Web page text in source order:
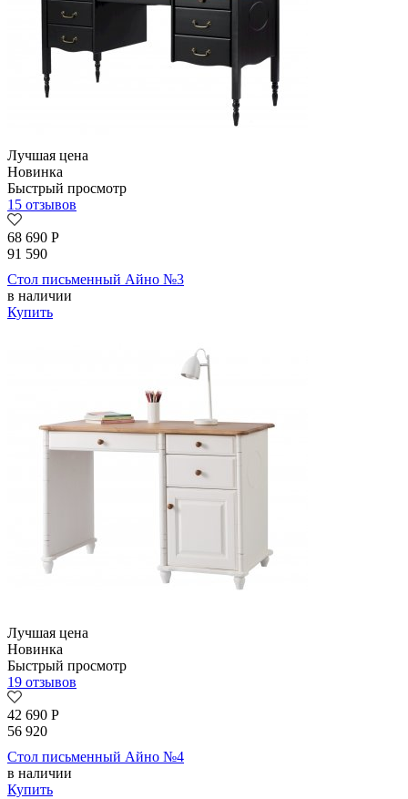
Лучшая цена
Новинка
Быстрый просмотр
15 отзывов
68 690 Р
91 590
Стол письменный Айно №3
в наличии
Купить
Лучшая цена
Новинка
Быстрый просмотр
19 отзывов
42 690 Р
56 920
Стол письменный Айно №4
в наличии
Купить